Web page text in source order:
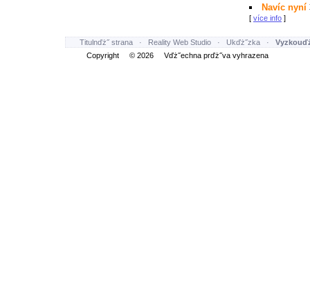
Navíc nyní
[ více info ]
Titulnďż˝ strana · Reality Web Studio · Ukďż˝zka ·
Copyright © 2026 Vďż˝echna prďż˝va vyhrazena